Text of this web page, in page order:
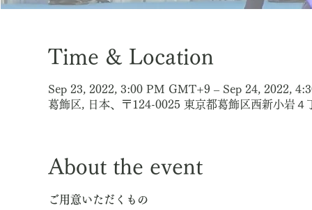
Time & Location
Sep 23, 2022, 3:00 PM GMT+9 – Sep 24, 2022,
葛飾区, 日本、〒124-0025 東京都葛飾区西新小岩４
About the event
ご用意いただくもの